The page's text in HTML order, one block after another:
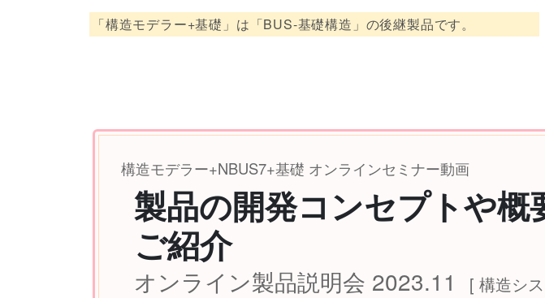
「構造モデラー+基礎」は「BUS-基礎構造」の後継製品です。
構造モデラー+NBUS7+基礎 オンラインセミナー動画
製品の開発コンセプトや
ご紹介
オンライン製品説明会 2023.11 [ 構造シ